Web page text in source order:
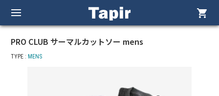
shopping_cart
PRO CLUB サーマルカットソー mens
TYPE : MENS